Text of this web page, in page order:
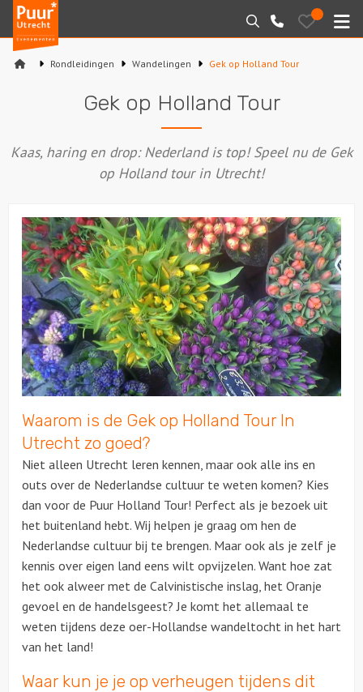
Puur*
Utrecht
bedrijfsuitjes
Zoeken
030-
2145099
Bewaarde
uitjes
Arrangementen
Varen
Workshops
Rondleidingen
Locaties
Feesten
Rondleidingen Wandelingen Gek op Holland Tour
Gek op Holland Tour
Kaas, haring en drop: Nederland is top! Speel nu de Gek
op Holland tour in Utrecht!
Waarom is de Gek op Holland Tour In
Utrecht zo goed?
Niet alleen Utrecht leren kennen, maar ook alle ins en
outs over de Nederlandse cultuur te weten komen? Kies
dan voor de Puur Holland Tour! Perfect als je bezoek uit
het buitenland hebt. Wij helpen je graag om hen de
Nederlandse cultuur bij te brengen. Maar ook als je zelf je
kennis over eigen land eens wilt opvijzelen. Want hoe zat
het ook alweer met de Calvinistische inslag, het Oranje
gevoel en de handelsgeest? Je komt het allemaal te
weten tijdens deze oer-Hollandse wandeltocht in het hart
van het land!
Waar kun je je op verheugen tijdens dit